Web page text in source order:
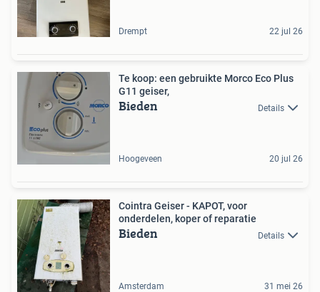
Drempt 22 jul 26
Te koop: een gebruikte Morco Eco Plus
G11 geiser,
Bieden Details
Hoogeveen 20 jul 26
Cointra Geiser - KAPOT, voor
onderdelen, koper of reparatie
Bieden Details
Amsterdam 31 mei 26